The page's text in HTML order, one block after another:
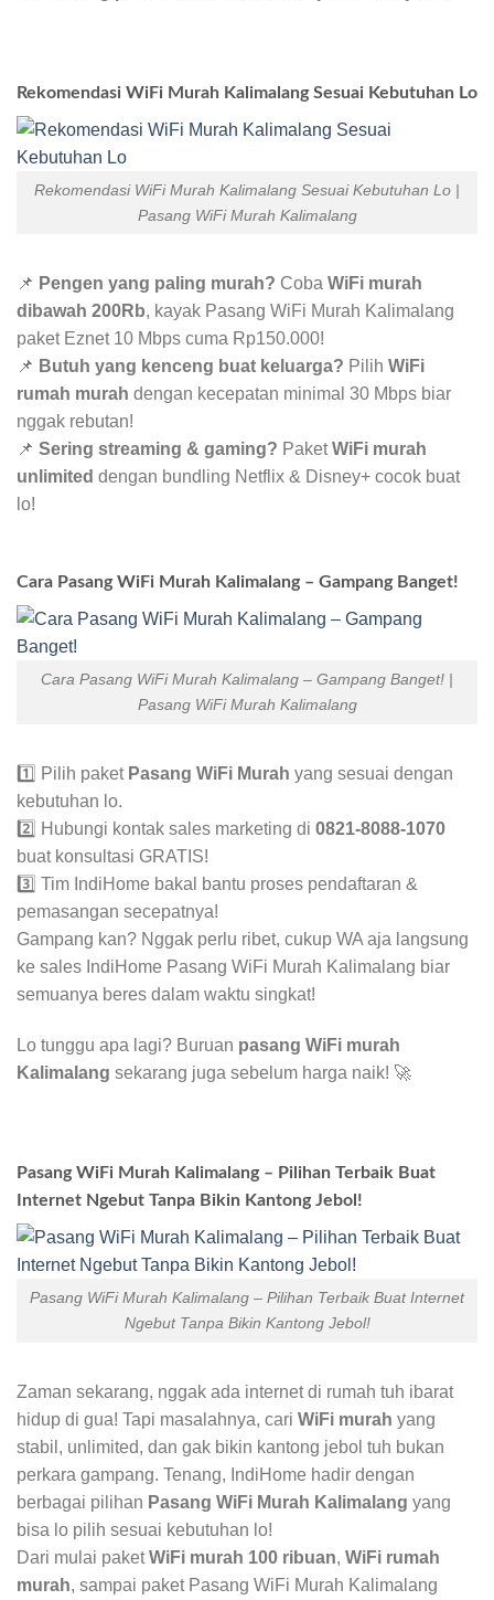
Rekomendasi WiFi Murah Kalimalang Sesuai Kebutuhan Lo
Rekomendasi WiFi Murah Kalimalang Sesuai Kebutuhan Lo |
Pasang WiFi Murah Kalimalang
📌 Pengen yang paling murah? Coba WiFi murah
dibawah 200Rb, kayak Pasang WiFi Murah Kalimalang
paket Eznet 10 Mbps cuma Rp150.000!
📌 Butuh yang kenceng buat keluarga? Pilih WiFi
rumah murah dengan kecepatan minimal 30 Mbps biar
nggak rebutan!
📌 Sering streaming & gaming? PaketWiFi murah
unlimited dengan bundling Netflix & Disney+ cocok buat
lo!
Cara Pasang WiFi Murah Kalimalang – Gampang Banget!
Cara Pasang WiFi Murah Kalimalang – Gampang Banget! |
Pasang WiFi Murah Kalimalang
1️⃣ Pilih paket Pasang WiFi Murah yang sesuai dengan
kebutuhan lo.
2️⃣ Hubungi kontak sales marketing di 0821-8088-1070
buat konsultasi GRATIS!
3️⃣ Tim IndiHome bakal bantu proses pendaftaran &
pemasangan secepatnya!
Gampang kan? Nggak perlu ribet, cukup WA aja langsung
ke sales IndiHome Pasang WiFi Murah Kalimalang biar
semuanya beres dalam waktu singkat!
Lo tunggu apa lagi? Buruan pasang WiFi murah
Kalimalang sekarang juga sebelum harga naik! 🚀
Pasang WiFi Murah Kalimalang – Pilihan Terbaik Buat
Internet Ngebut Tanpa Bikin Kantong Jebol!
Pasang WiFi Murah Kalimalang – Pilihan Terbaik Buat Internet
Ngebut Tanpa Bikin Kantong Jebol!
Zaman sekarang, nggak ada internet di rumah tuh ibarat
hidup di gua! Tapi masalahnya, cari WiFi murah yang
stabil, unlimited, dan gak bikin kantong jebol tuh bukan
perkara gampang. Tenang, IndiHome hadir dengan
berbagai pilihan Pasang WiFi Murah Kalimalang yang
bisa lo pilih sesuai kebutuhan lo!
Dari mulai paketWiFi murah 100 ribuan, WiFi rumah
murah, sampai paket Pasang WiFi Murah Kalimalang